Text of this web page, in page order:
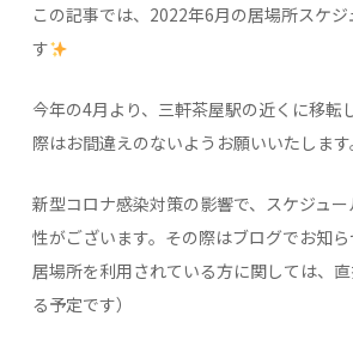
この記事では、2022年6月の居場所スケ
す
今年の4月より、三軒茶屋駅の近くに移転
際はお間違えのないようお願いいたします
新型コロナ感染対策の影響で、スケジュ
性がございます。その際はブログでお知
居場所を利用されている方に関しては、
る予定です）